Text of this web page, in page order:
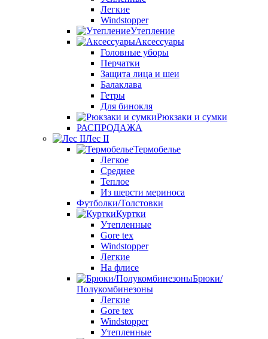
Легкие
Windstopper
Утепление
Аксессуары
Головные уборы
Перчатки
Защита лица и шеи
Балаклава
Гетры
Для бинокля
Рюкзаки и сумки
РАСПРОДАЖА
Лес II
Термобелье
Легкое
Среднее
Теплое
Из шерсти мериноса
Футболки/Толстовки
Куртки
Утепленные
Gore tex
Windstopper
Легкие
На флисе
Брюки/
Полукомбинезоны
Легкие
Gore tex
Windstopper
Утепленные